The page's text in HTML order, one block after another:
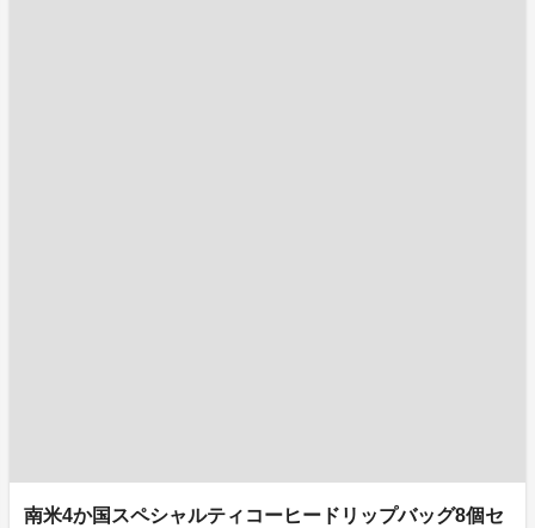
南米4か国スペシャルティコーヒードリップバッグ8個セ